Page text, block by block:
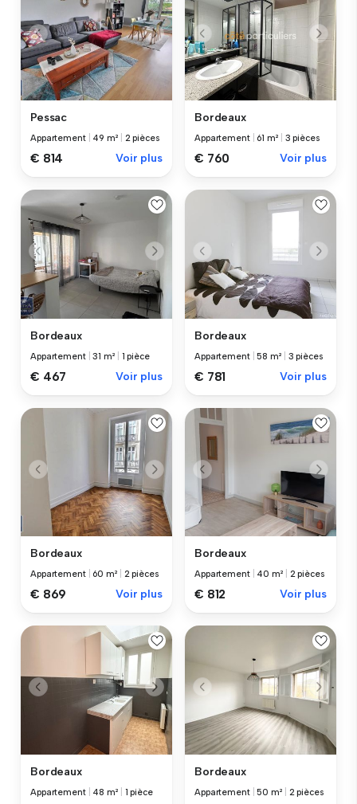
Pessac
Appartement 49 m² 2 pièces
€ 814 Voir plus
Bordeaux
Appartement 61 m² 3 pièces
€ 760 Voir plus
Bordeaux
Appartement |31 m² 1 pièce
€ 467 Voir plus
Bordeaux
Appartement |58 m² 3 pièces
€ 781 Voir plus
Bordeaux
Appartement 60 m² 2 pièces
€ 869 Voir plus
Bordeaux
Appartement 40 m² 2 pièces
€ 812 Voir plus
Bordeaux
Appartement 48 m² 1 pièce
Bordeaux
Appartement |50 m² 2 pièces